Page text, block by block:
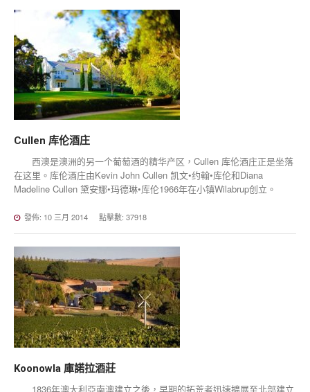
Cullen 库伦酒庄
西澳是澳洲的另一个葡萄酒的精华产区，Cullen 库伦酒庄正是坐落
在这里。库伦酒庄由Kevin John Cullen 凯文•约翰•库伦和Diana
Madeline Cullen 黛安娜•玛德琳•库伦1966年在小镇Wilabrup创立。
發佈: 10 三月 2014 點擊數: 37918
Koonowla 庫諾拉酒莊
1836年澳大利亞南澳建立之後，早期的拓荒者迅速擴展至北部建立